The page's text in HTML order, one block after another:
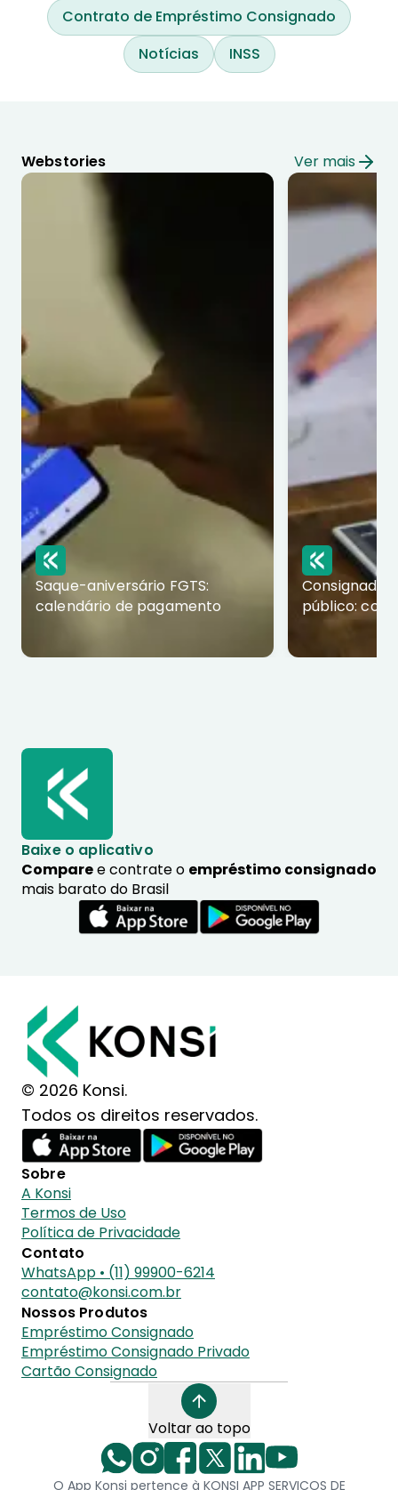
Contrato de Empréstimo Consignado
Notícias
INSS
Webstories Ver mais
Saque-aniversário FGTS:
calendário de pagamento
Consignado
público:
Baixe o aplicativo
Comparee contrate o empréstimo consignado
mais barato do Brasil
© 2026 Konsi.
Todos os direitos reservados.
Sobre
A Konsi
Termos de Uso
Política de Privacidade
Contato
WhatsApp • (11) 99900-6214
contato@konsi.com.br
Nossos Produtos
Empréstimo Consignado
Empréstimo Consignado Privado
Cartão Consignado
Voltar ao topo
O App Konsi pertence à KONSI APP SERVICOS DE